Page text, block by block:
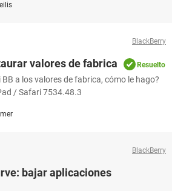
BlackBerry
valores de fabrica Resuelto
a los valores de fabrica, cómo le hago?
/ Safari 7534.48.3
BlackBerry
bajar aplicaciones